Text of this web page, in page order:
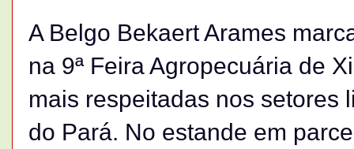
A Belgo Bekaert Arames
na 9ª Feira Agropecuária de
mais respeitadas nos setores
do Pará. No estande em